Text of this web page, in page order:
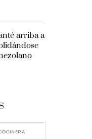
arriba a